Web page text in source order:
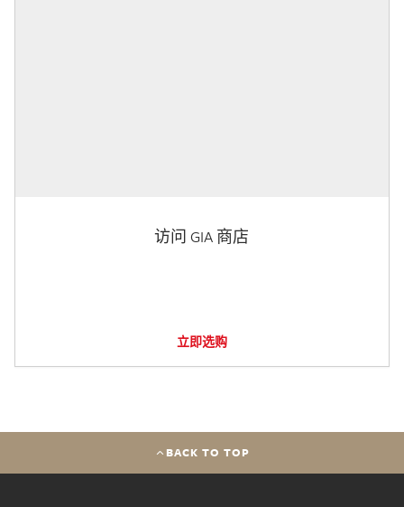
访问 GIA 商店
立即选购
BACK TO TOP